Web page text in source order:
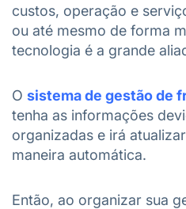
custos, operação e
ou até mesmo de forma
tecnologia é a grande
O sistema de gestão de
tenha as informações
organizadas e irá
maneira automática.
Então, ao organizar sua